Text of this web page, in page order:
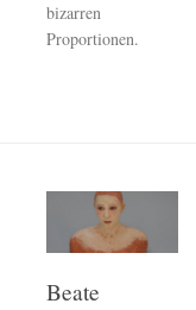
bizarren
Proportionen.
Beate